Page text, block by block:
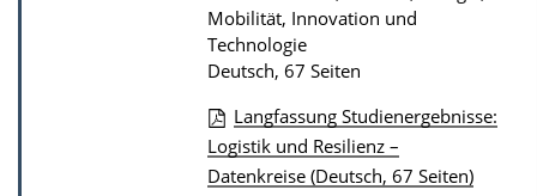
Mobilität, Innovation und
Technologie
Deutsch, 67 Seiten
D
o
Langfassung Studienergebnisse:
Logistik und Resilienz –
Datenkreise (Deutsch, 67 Seiten)